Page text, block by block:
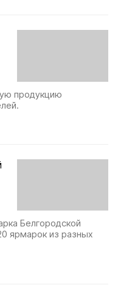
продукцию
Белгородской
ярмарок из разных